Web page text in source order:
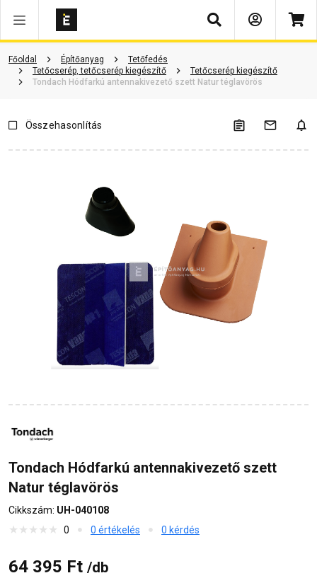
Keresés
Főoldal Építőanyag
Tetőfedés
Tetőcserép, tetőcserép kiegészítő
Tetőcserép kiegészítő
Tondach Hódfarkú antennakivezető szett Natur téglavörös
Vásárlói vélemények Kérdések és válaszok Kapcsolódó cikkek
Összehasonlítás
Tondach Hódfarkú antennakivezető szett
Natur téglavörös
Cikkszám: UH-040108
0
0 értékelés 0 kérdés
64 395 Ft /db